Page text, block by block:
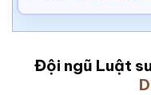
Đội ngũ Luật